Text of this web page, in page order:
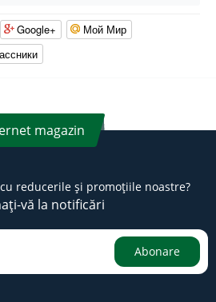
Google+
Мой Мир
magazin
reducerile și promoțiile noastre?
vă la notificări
Abonare